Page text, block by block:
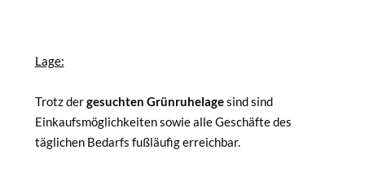
Lage:
Trotz dergesuchten Grünruhelagesind sind
Einkaufsmöglichkeiten sowie alle Geschäfte des
täglichen Bedarfs fußläufig erreichbar.